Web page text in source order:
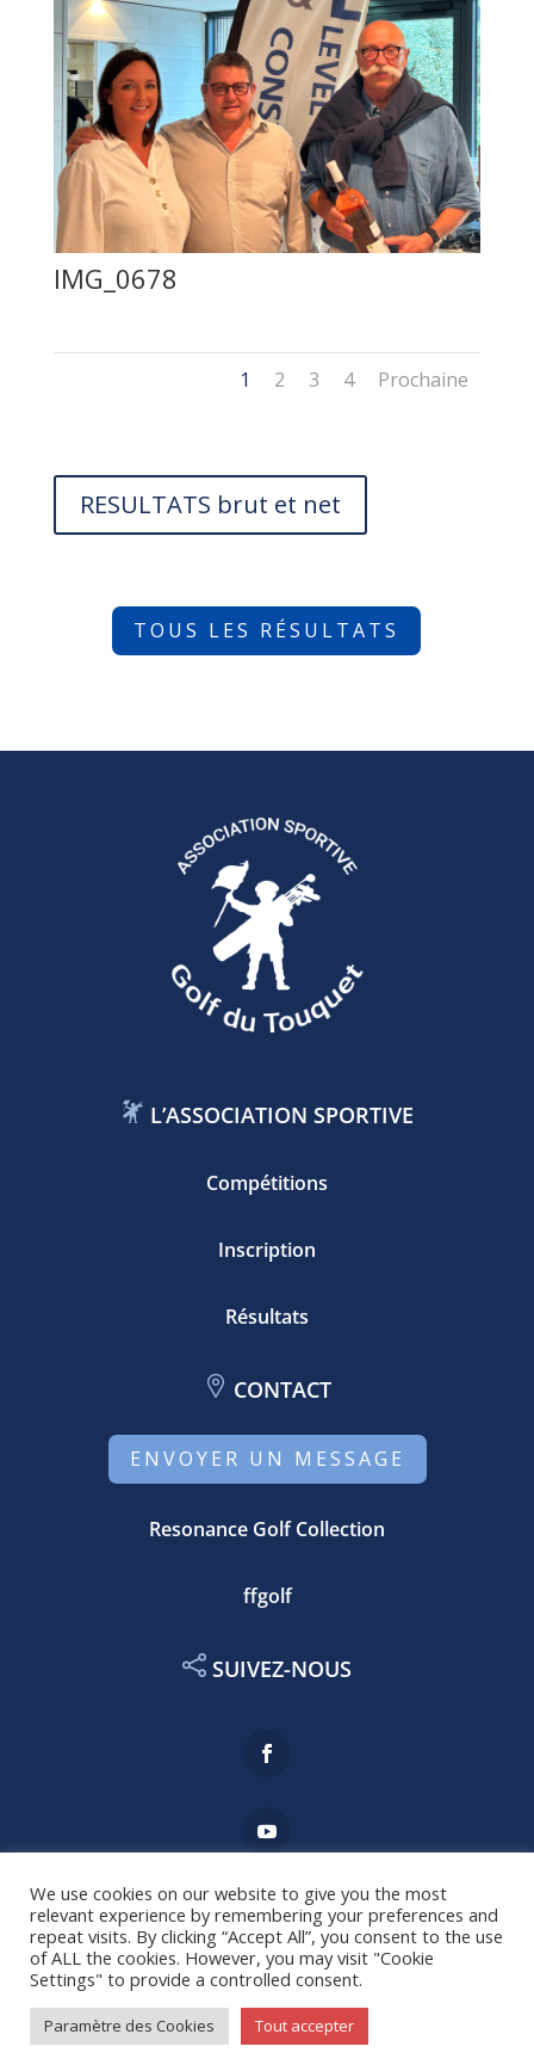
IMG_0678
1 2 3 4 Prochaine
RESULTATS brut et net
TOUS LES RÉSULTATS
L’ASSOCIATION SPORTIVE
Compétitions
Inscription
Résultats
CONTACT
ENVOYER UN MESSAGE
Resonance Golf Collection
ffgolf
SUIVEZ-NOUS
Mentions légales
Copyright © 2021 AS Golf du Touquet⎢réalisé par
agence-MB
We use cookies on our website to give you the most
relevant experience by remembering your preferences and
repeat visits. By clicking “Accept All”, you consent to the use
of ALL the cookies. However, you may visit "Cookie
Settings" to provide a controlled consent.
Paramètre des Cookies Tout accepter